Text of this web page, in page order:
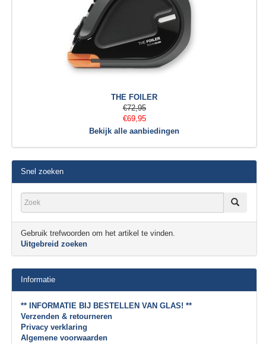
THE FOILER
€72,95
€69,95
Bekijk alle aanbiedingen
Snel zoeken
Gebruik trefwoorden om het artikel te vinden.
Uitgebreid zoeken
Informatie
** INFORMATIE BIJ BESTELLEN VAN GLAS! **
Verzenden & retourneren
Privacy verklaring
Algemene voorwaarden